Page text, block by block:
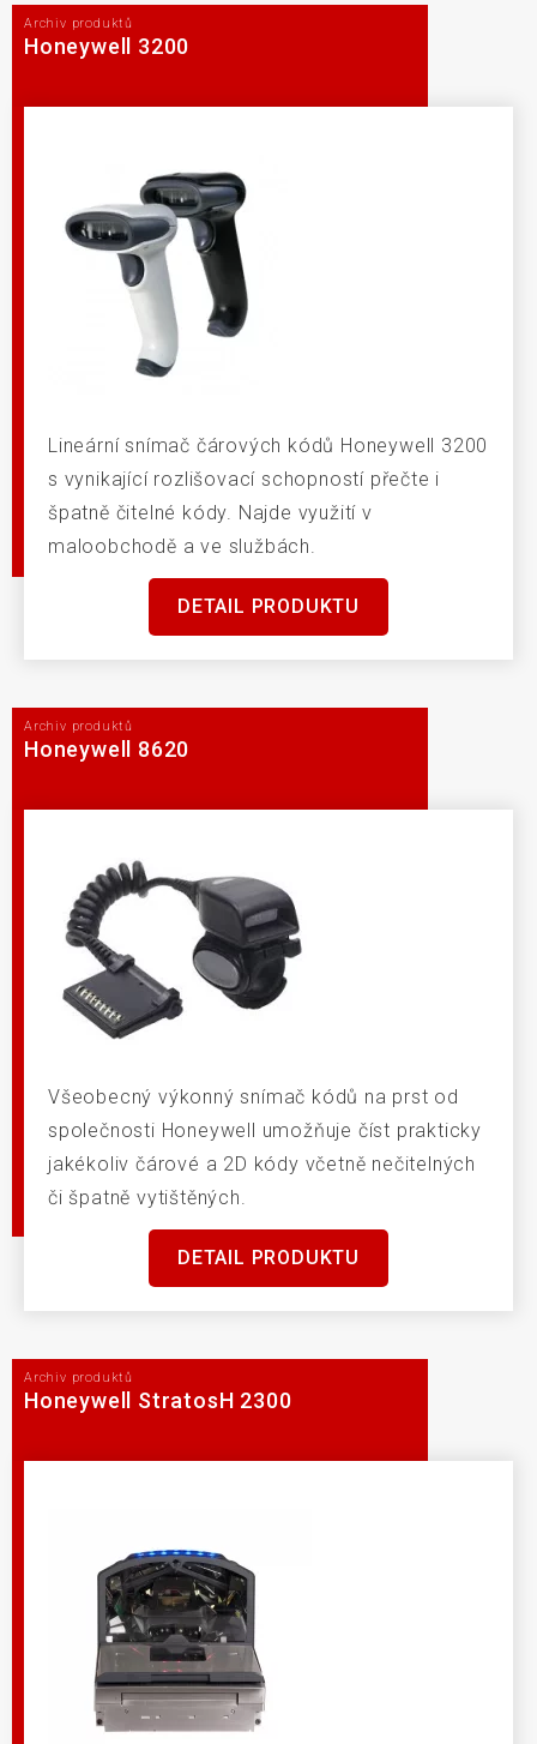
Archiv produktů
Honeywell 3200
Lineární snímač čárových kódů Honeywell 3200
s vynikající rozlišovací schopností přečte i
špatně čitelné kódy. Najde využití v
maloobchodě a ve službách.
DETAIL PRODUKTU
Archiv produktů
Honeywell 8620
Všeobecný výkonný snímač kódů na prst od
společnosti Honeywell umožňuje číst prakticky
jakékoliv čárové a 2D kódy včetně nečitelných
či špatně vytištěných.
DETAIL PRODUKTU
Archiv produktů
Honeywell StratosH 2300